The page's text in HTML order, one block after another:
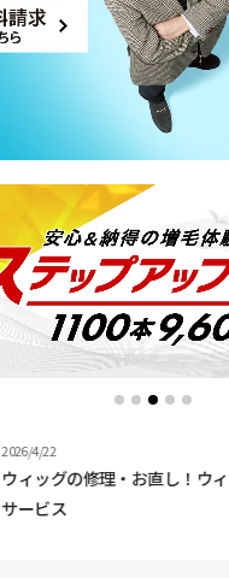
2026/4/22
ウィッグの修理・お直し！ウィ
サービス